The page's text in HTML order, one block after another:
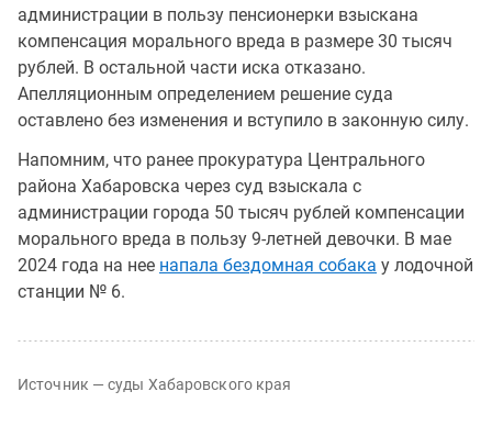
администрации в пользу пенсионерки взыскана
компенсация морального вреда в размере 30 тысяч
рублей. В остальной части иска отказано.
Апелляционным определением решение суда
оставлено без изменения и вступило в законную силу.
Напомним, что ранее прокуратура Центрального
района Хабаровска через суд взыскала с
администрации города 50 тысяч рублей компенсации
морального вреда в пользу 9-летней девочки. В мае
2024 года на нее напала бездомная собака у лодочной
станции № 6.
Источник — суды Хабаровского края